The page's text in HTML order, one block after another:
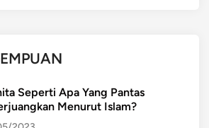
Seperti Apa Yang Pantas
Menurut Islam?